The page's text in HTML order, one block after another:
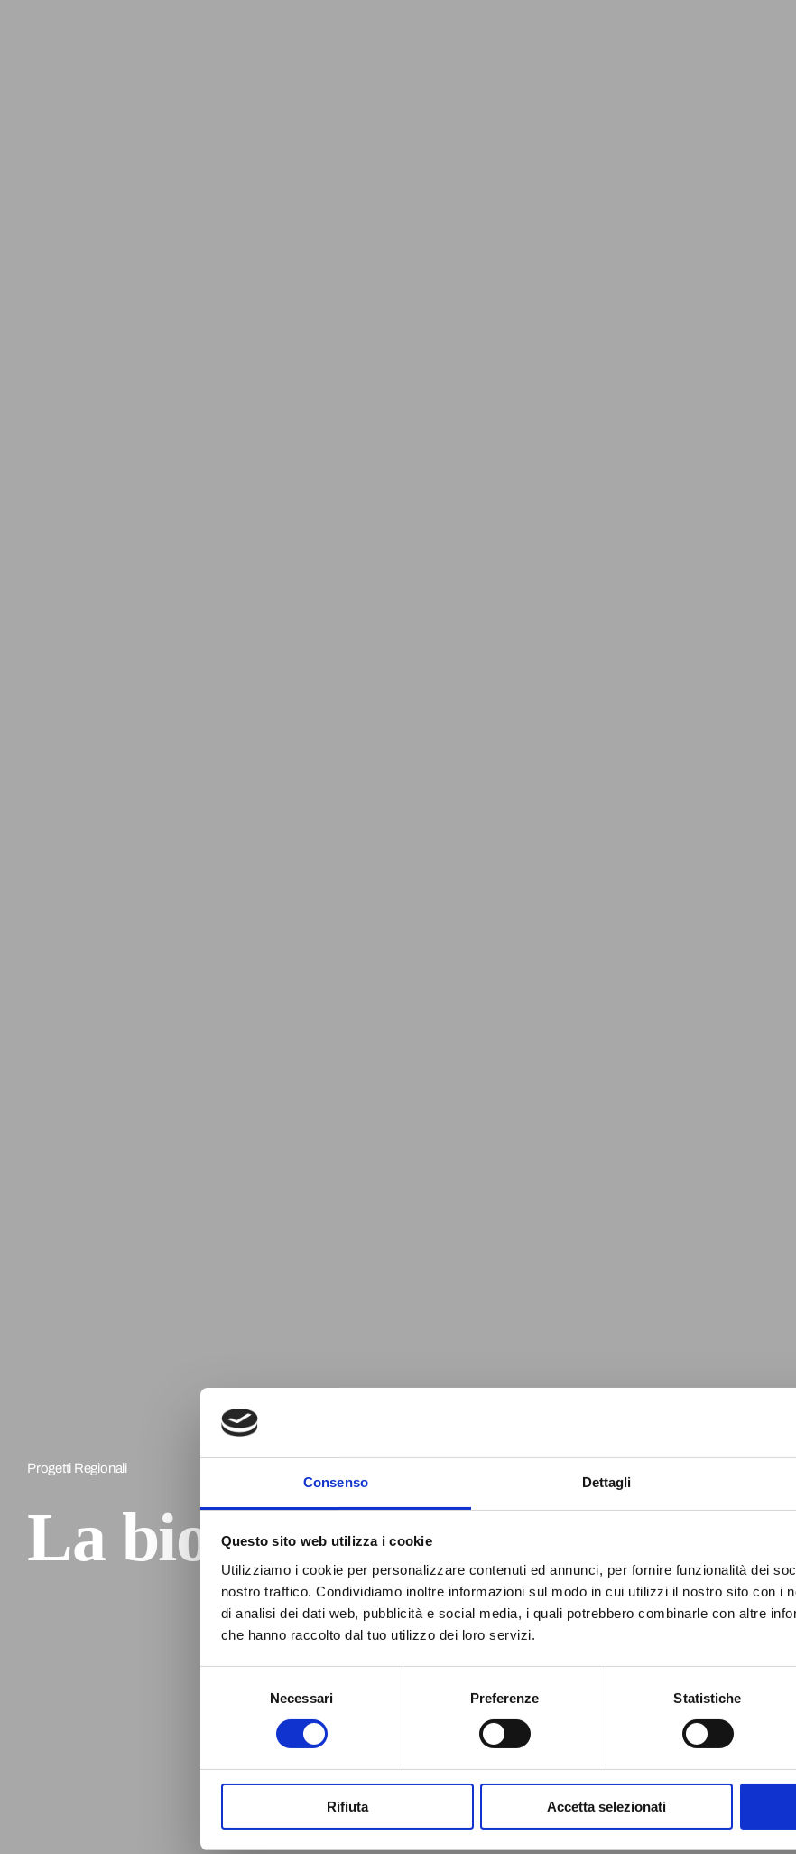
Consenso Dettagli
Questo sito web utilizza i cookie
Utilizziamo i cookie per personalizzare contenuti ed annunci, per fornire funzionalità dei
nostro traffico. Condividiamo inoltre informazioni sul modo in cui utilizzi il nostro sito con i
di analisi dei dati web, pubblicità e social media, i quali potrebbero combinarle con altre
che hanno raccolto dal tuo utilizzo dei loro servizi.
Necessari Preferenze Statistiche
Rifiuta Accetta selezionati
Progetti Regionali
La biodiversità è UNA